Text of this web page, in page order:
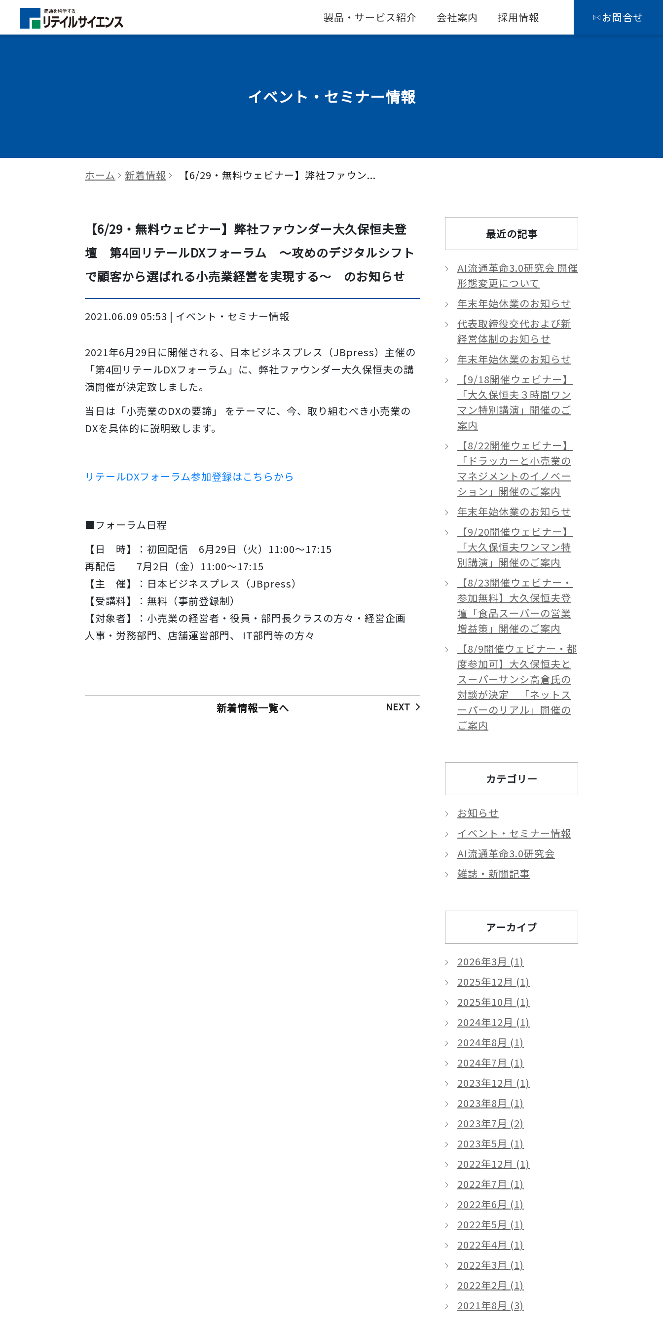
製品・サービス紹介 会社案内 採用情報 お問合せ
イベント・セミナー情報
ホーム 新着情報 【6/29・無料ウェビナー】弊社ファウン...
【6/29・無料ウェビナー】弊社ファウンダー大久保恒夫登
壇 第4回リテールDXフォーラム ～攻めのデジタルシフト
で顧客から選ばれる小売業経営を実現する～ のお知らせ
2021.06.09 05:53 | イベント・セミナー情報
2021年6月29日に開催される、日本ビジネスプレス（JBpress）主催の
「第4回リテールDXフォーラム」に、弊社ファウンダー大久保恒夫の講
演開催が決定致しました。
当日は「小売業のDXの要諦」 をテーマに、今、取り組むべき小売業の
DXを具体的に説明致します。
リテールDXフォーラム参加登録はこちらから
■フォーラム日程
【日 時】：初回配信 6月29日（火）11:00～17:15
再配信 7月2日（金）11:00～17:15
【主 催】：日本ビジネスプレス（JBpress）
【受講料】：無料（事前登録制）
【対象者】：小売業の経営者・役員・部門長クラスの方々・経営企画
人事・労務部門、店舗運営部門、 IT部門等の方々
新着情報一覧へ NEXT
最近の記事
AI流通革命3.0研究会 開催
形態変更について
年末年始休業のお知らせ
代表取締役交代および新
経営体制のお知らせ
年末年始休業のお知らせ
【9/18開催ウェビナー】
「大久保恒夫３時間ワン
マン特別講演」開催のご
案内
【8/22開催ウェビナー】
「ドラッカーと小売業の
マネジメントのイノベー
ション」開催のご案内
年末年始休業のお知らせ
【9/20開催ウェビナー】
「大久保恒夫ワンマン特
別講演」開催のご案内
【8/23開催ウェビナー・
参加無料】大久保恒夫登
壇「食品スーパーの営業
増益策」開催のご案内
【8/9開催ウェビナー・都
度参加可】大久保恒夫と
スーパーサンシ高倉氏の
対談が決定 「ネットス
ーパーのリアル」開催の
ご案内
カテゴリー
お知らせ
イベント・セミナー情報
AI流通革命3.0研究会
雑誌・新聞記事
アーカイブ
2026年3月 (1)
2025年12月 (1)
2025年10月 (1)
2024年12月 (1)
2024年8月 (1)
2024年7月 (1)
2023年12月 (1)
2023年8月 (1)
2023年7月 (2)
2023年5月 (1)
2022年12月 (1)
2022年7月 (1)
2022年6月 (1)
2022年5月 (1)
2022年4月 (1)
2022年3月 (1)
2022年2月 (1)
2021年8月 (3)